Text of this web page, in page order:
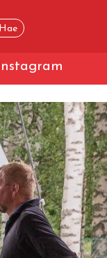
Instagram